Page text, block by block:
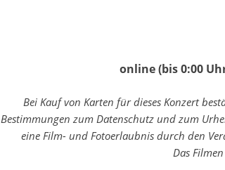
online(bis 0:00
Bei Kauf von Karten für dieses Konzert
Bestimmungen zum Datenschutz und zum
eine Film- und Fotoerlaubnis durch den
Das